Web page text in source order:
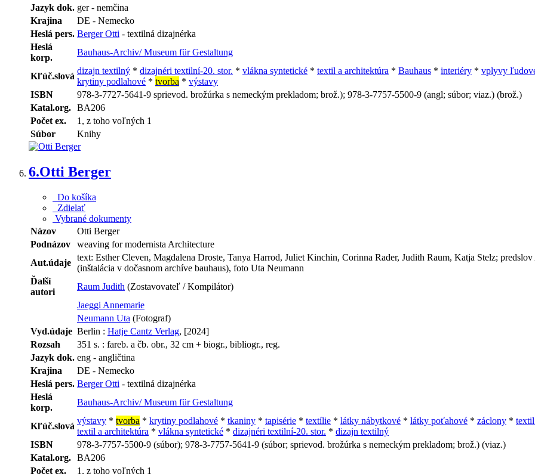
Jazyk dok. ger - nemčina
Krajina
DE - Nemecko
Heslá pers. Berger Otti - textilná dizajnérka
Heslá
korp.
Bauhaus-Archiv/ Museum für Gestaltung
Kľúč.slová
dizajn textilný * dizajnéri textilní-20. stor. * vlákna syntetické * textil a architektúra * Bauhaus * interiéry * vplyvy
krytiny podlahové * tvorba * výstavy
ISBN
978-3-7727-5641-9 sprievod. brožúrka s nemeckým prekladom; brož.); 978-3-7757-5500-9 (angl; súbor; viaz.) (brož.)
Katal.org. BA206
Počet ex.
1, z toho voľných 1
Súbor
Knihy
6.Otti Berger
Do košíka
Zdielať
Vybrané dokumenty
Názov
Otti Berger
Podnázov
weaving for modernista Architecture
Aut.údaje
text: Esther Cleven, Magdalena Droste, Tanya Harrod, Juliet Kinchin, Corinna Rader, Judith Raum, Katja Stelz;
(inštalácia v dočasnom archíve bauhaus), foto Uta Neumann
Ďalší
autori
Raum Judith (Zostavovateľ / Kompilátor)
Jaeggi Annemarie
Neumann Uta (Fotograf)
Vyd.údaje Berlin : Hatje Cantz Verlag, [2024]
Rozsah
351 s. : fareb. a čb. obr., 32 cm + biogr., bibliogr., reg.
Jazyk dok. eng - angličtina
Krajina
DE - Nemecko
Heslá pers. Berger Otti - textilná dizajnérka
Heslá
korp.
Bauhaus-Archiv/ Museum für Gestaltung
Kľúč.slová
výstavy * tvorba * krytiny podlahové * tkaniny * tapisérie * textílie * látky nábytkové * látky poťahové * záclony *
textil a architektúra * vlákna syntetické * dizajnéri textilní-20. stor. * dizajn textilný
ISBN
978-3-7757-5500-9 (súbor); 978-3-7757-5641-9 (súbor; sprievod. brožúrka s nemeckým prekladom; brož.) (viaz.)
Katal.org. BA206
Počet ex.
1, z toho voľných 1